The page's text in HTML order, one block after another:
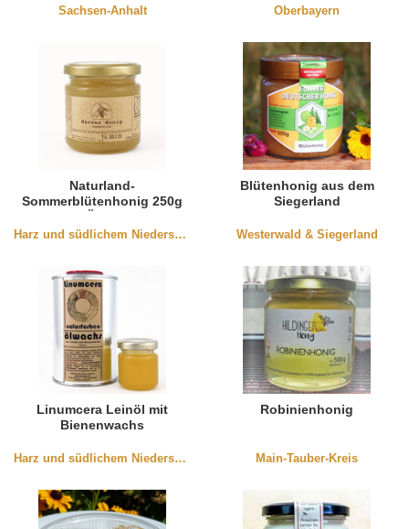
Sachsen-Anhalt Oberbayern
Naturland-
Sommerblütenhonig 250g
Harz und südlichem Niedersachen
Blütenhonig aus dem
Siegerland
Westerwald & Siegerland
Linumcera Leinöl mit
Bienenwachs
Harz und südlichem Niedersachen
Robinienhonig
Main-Tauber-Kreis